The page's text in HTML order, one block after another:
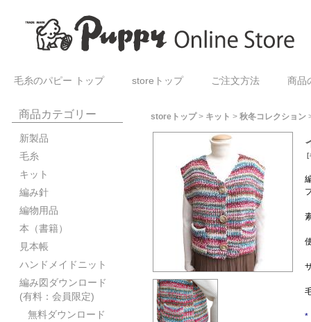
毛糸のパピー トップ storeトップ ご注文方法 商品
商品カテゴリー
新製品
毛糸
キット
編み針
編物用品
本（書籍）
見本帳
ハンドメイドニット
編み図ダウンロード
(有料：会員限定)
無料ダウンロード
storeトップ> キット > 秋冬コレクション
[
*